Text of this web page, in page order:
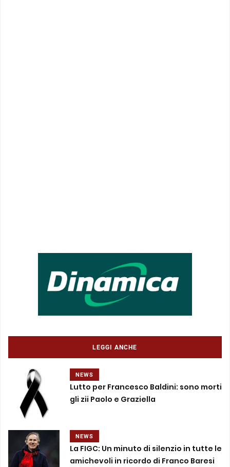
LEGGI ANCHE
NEWS
Lutto per Francesco Baldini: sono morti
gli zii Paolo e Graziella
NEWS
La FIGC: Un minuto di silenzio in tutte le
amichevoli in ricordo di Franco Baresi